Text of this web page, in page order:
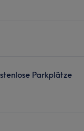
Parkplätze